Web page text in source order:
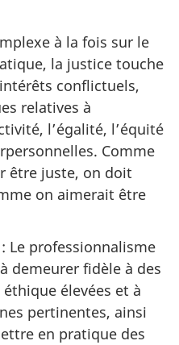
à la fois sur le
la justice touche
conflictuels,
relatives à
l’égalité, l’équité
Comme
être juste, on doit
on aimerait être
: Le professionnalisme
demeurer fidèle à des
élevées et à
pertinentes, ainsi
en pratique des